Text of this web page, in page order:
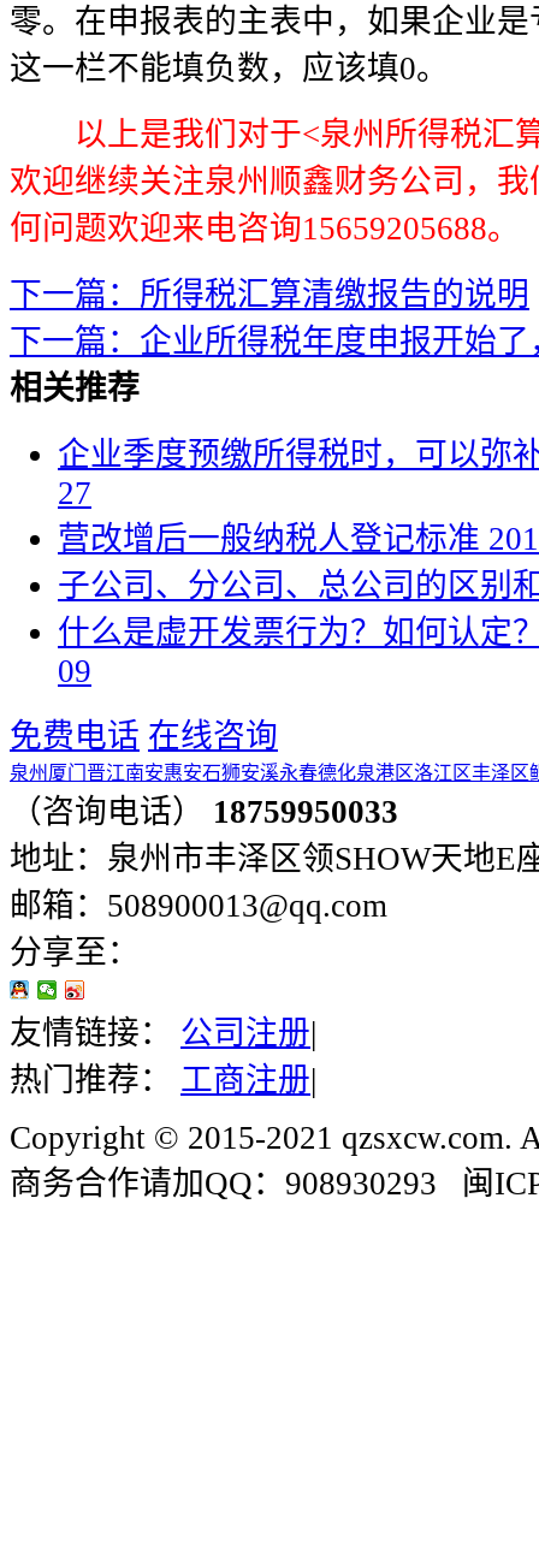
零。在申报表的主表中，如果企业
这一栏不能填负数，应该填0。
以上是我们对于<泉州所得税汇
欢迎继续关注泉州顺鑫财务公司，
何问题欢迎来电咨询15659205688。
下一篇：所得税汇算清缴报告的说明
下一篇：企业所得税年度申报开始
相关推荐
企业季度预缴所得税时，可以弥
27
营改增后一般纳税人登记标准
子公司、分公司、总公司的区别
什么是虚开发票行为？如何认定
09
免费电话 在线咨询
泉州 厦门 晋江南安惠安石狮安溪永春德化泉港区洛江区丰泽区
（咨询电话）
18759950033
地址：泉州市丰泽区领SHOW天地E
邮箱：508900013@qq.com
分享至：
友情链接： 公司注册|
热门推荐：
工商注册|
Copyright © 2015-2021 qzsxcw.com.
商务合作请加QQ：908930293 闽